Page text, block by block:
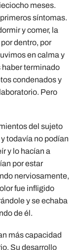
meses.
síntomas.
y comer, la
dentro, por
en calma y
terminado
condenados y
Pero
del sujeto
todavía no podían
y lo hacían a
por estar
nerviosamente,
fue infligido
y se echaba
de él.
más capacidad
Su desarrollo